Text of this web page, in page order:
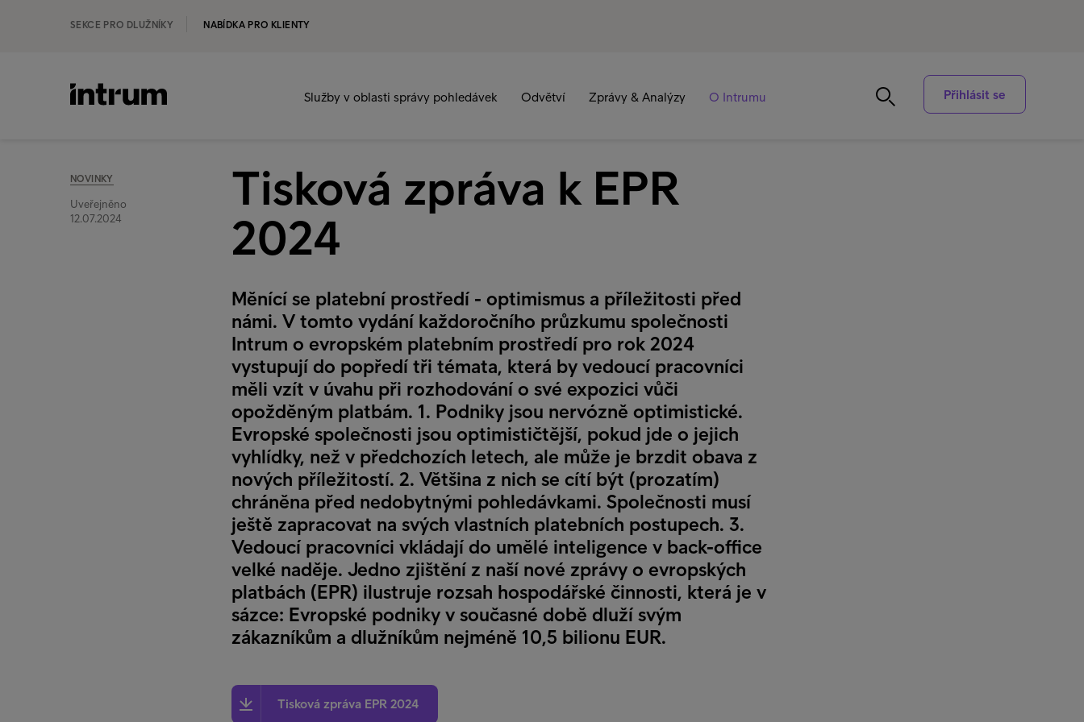
SEKCE PRO DLUŽNÍKY NABÍDKA PRO KLIENTY
Služby v oblasti správy pohledávek Odvětví Zprávy & Analýzy O Intrumu Přihlásit se
NOVINKY
Uveřejněno
12.07.2024
Tisková zpráva k EPR
2024
Měnící se platební prostředí - optimismus a příležitosti před
námi. V tomto vydání každoročního průzkumu společnosti
Intrum o evropském platebním prostředí pro rok 2024
vystupují do popředí tři témata, která by vedoucí pracovníci
měli vzít v úvahu při rozhodování o své expozici vůči
opožděným platbám. 1. Podniky jsou nervózně optimistické.
Evropské společnosti jsou optimističtější, pokud jde o jejich
vyhlídky, než v předchozích letech, ale může je brzdit obava z
nových příležitostí. 2. Většina z nich se cítí být (prozatím)
chráněna před nedobytnými pohledávkami. Společnosti musí
ještě zapracovat na svých vlastních platebních postupech. 3.
Vedoucí pracovníci vkládají do umělé inteligence v back-office
velké naděje. Jedno zjištění z naší nové zprávy o evropských
platbách (EPR) ilustruje rozsah hospodářské činnosti, která je v
sázce: Evropské podniky v současné době dluží svým
zákazníkům a dlužníkům nejméně 10,5 bilionu EUR.
Tisková zpráva EPR 2024